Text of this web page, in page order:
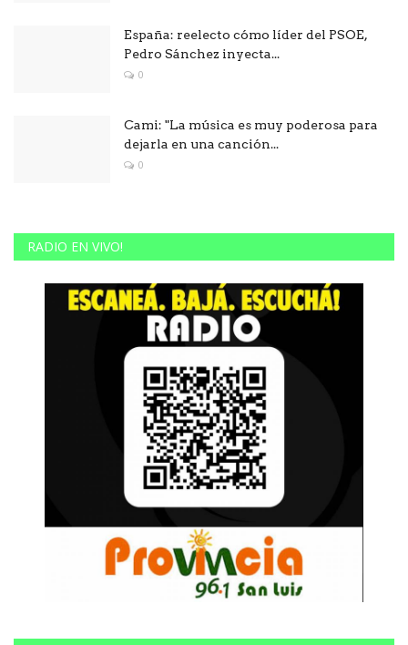
España: reelecto cómo líder del PSOE,
Pedro Sánchez inyecta...
0
Cami: "La música es muy poderosa para
dejarla en una canción...
0
RADIO EN VIVO!